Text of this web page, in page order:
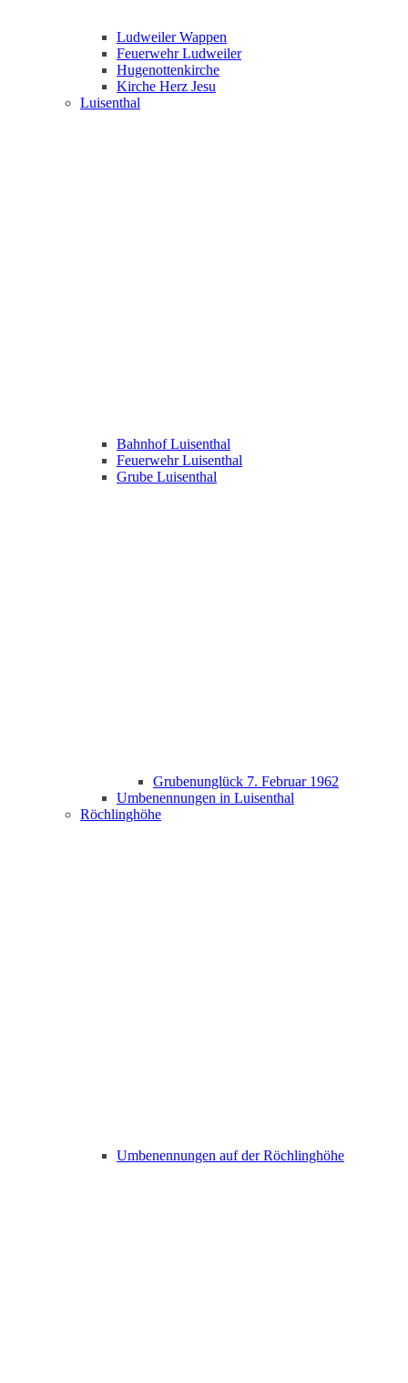
Ludweiler Wappen
Feuerwehr Ludweiler
Hugenottenkirche
Kirche Herz Jesu
Luisenthal
Bahnhof Luisenthal
Feuerwehr Luisenthal
Grube Luisenthal
Grubenunglück 7. Februar 1962
Umbenennungen in Luisenthal
Röchlinghöhe
Umbenennungen auf der Röchlinghöhe